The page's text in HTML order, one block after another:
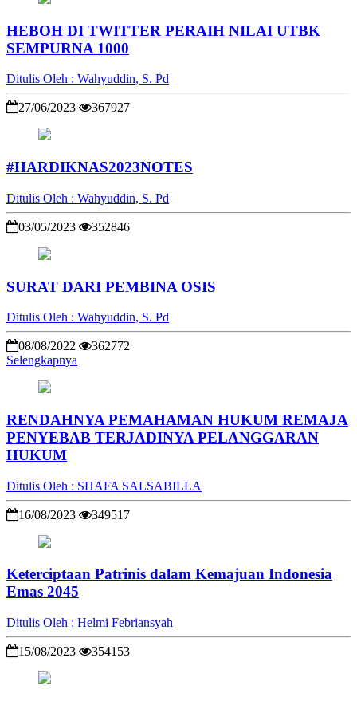
HEBOH DI TWITTER PERAIH NILAI UTBK
SEMPURNA 1000
Ditulis Oleh : Wahyuddin, S. Pd
27/06/2023 367927
#HARDIKNAS2023NOTES
Ditulis Oleh : Wahyuddin, S. Pd
03/05/2023 352846
SURAT DARI PEMBINA OSIS
Ditulis Oleh : Wahyuddin, S. Pd
08/08/2022
362772
Selengkapnya
RENDAHNYA PEMAHAMAN HUKUM REMAJA
PENYEBAB TERJADINYA PELANGGARAN
HUKUM
Ditulis Oleh : SHAFA SALSABILLA
16/08/2023 349517
Keterciptaan Patrinis dalam Kemajuan Indonesia
Emas 2045
Ditulis Oleh : Helmi Febriansyah
15/08/2023 354153